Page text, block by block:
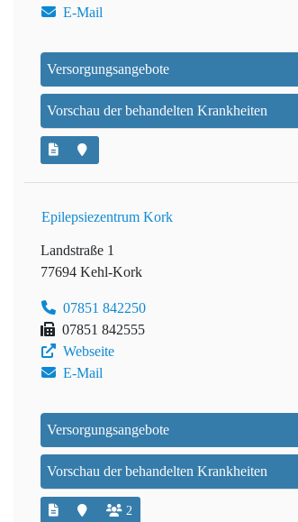
E-Mail
Versorgungsangebote
Vorschau der behandelten Krankheiten
Epilepsiezentrum Kork
Landstraße 1
77694 Kehl-Kork
07851 842250
07851 842555
Webseite
E-Mail
Versorgungsangebote
Vorschau der behandelten Krankheiten
2